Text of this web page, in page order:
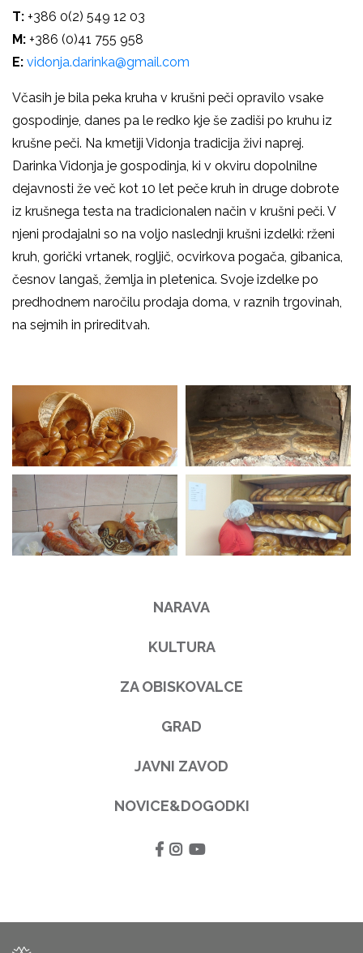
T: +386 0(2) 549 12 03
M: +386 (0)41 755 958
E: vidonja.darinka@gmail.com
Včasih je bila peka kruha v krušni peči opravilo vsake
gospodinje, danes pa le redko kje še zadiši po kruhu iz
krušne peči. Na kmetiji Vidonja tradicija živi naprej.
Darinka Vidonja je gospodinja, ki v okviru dopolnilne
dejavnosti že več kot 10 let peče kruh in druge dobrote
iz krušnega testa na tradicionalen način v krušni peči. V
njeni prodajalni so na voljo naslednji krušni izdelki: rženi
kruh, gorički vrtanek, rogljič, ocvirkova pogača, gibanica,
česnov langaš, žemlja in pletenica. Svoje izdelke po
predhodnem naročilu prodaja doma, v raznih trgovinah,
na sejmih in prireditvah.
NARAVA
KULTURA
ZA OBISKOVALCE
GRAD
JAVNI ZAVOD
NOVICE&DOGODKI